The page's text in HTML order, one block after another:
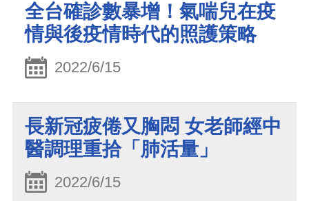
全台確診數暴增！氣喘兒在疫
情與後疫情時代的照護策略
2022/6/15
長新冠疲倦又胸悶 女老師經中
醫調理重拾「肺活量」
2022/6/15